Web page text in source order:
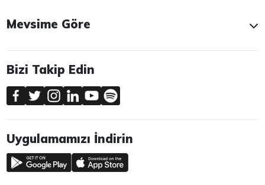
Mevsime Göre
Bizi Takip Edin
Uygulamamızı İndirin